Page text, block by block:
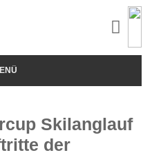
Skilanglauf
der